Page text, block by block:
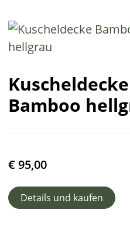
Kuscheldecke
Bamboo
€ 95,00
Details und kaufen